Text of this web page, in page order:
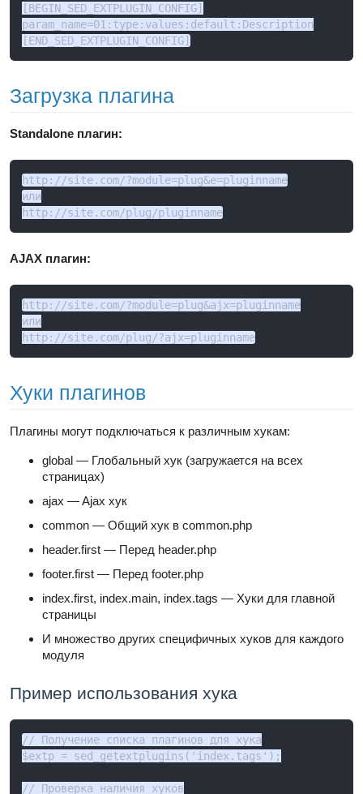
[BEGIN_SED_EXTPLUGIN_CONFIG]
param_name=01:type:values:default:Description
[END_SED_EXTPLUGIN_CONFIG]
Загрузка плагина
Standalone плагин:
http://site.com/?module=plug&e=pluginname
или
http://site.com/plug/pluginname
AJAX плагин:
http://site.com/?module=plug&ajx=pluginname
или
http://site.com/plug/?ajx=pluginname
Хуки плагинов
Плагины могут подключаться к различным хукам:
global — Глобальный хук (загружается на всех
страницах)
ajax — Ajax хук
common — Общий хук в common.php
header.first — Перед header.php
footer.first — Перед footer.php
index.first, index.main, index.tags — Хуки для главной
страницы
И множество других специфичных хуков для каждого
модуля
Пример использования хука
// Получение списка плагинов для хука
$extp = sed_getextplugins('index.tags');
// Проверка наличия хуков